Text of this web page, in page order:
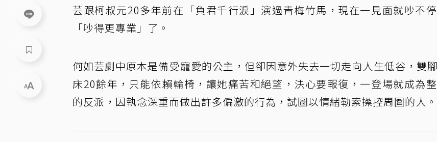
芸跟柯叔元20多年前在「負君千行淚」演過青梅竹馬，現在一見面就吵不
「吵得更專業」了。
何如芸劇中原本是備受寵愛的公主，但卻因意外失去一切走向人生低谷，雙
床20餘年，只能依賴輪椅，讓她痛苦和絕望，決心要報復，一登場就成為
的反派，因執念深重而做出許多偏激的行為，試圖以情緒勒索操控周圍的人。